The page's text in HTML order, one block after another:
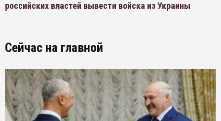
российских властей вывести войска из Украины
Сейчас на главной